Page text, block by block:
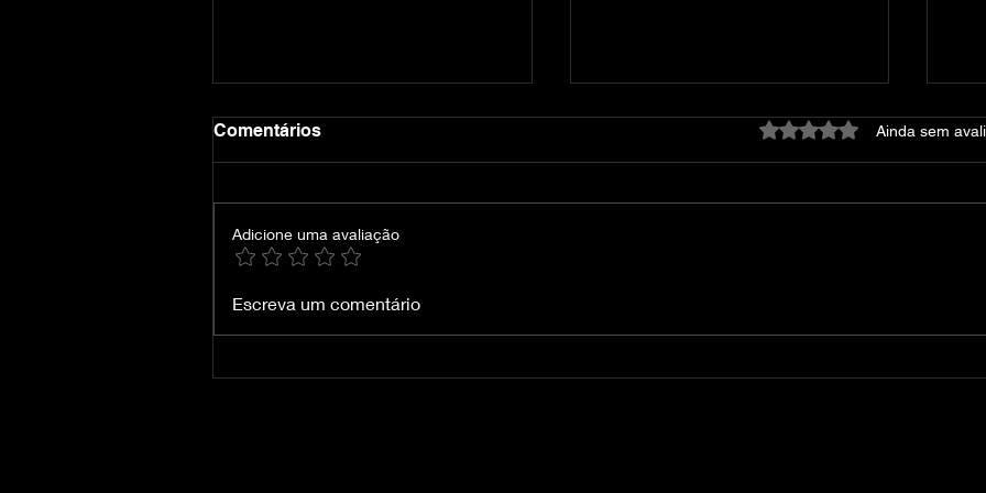
Forza Horizon 2 apresenta
Comentários Avaliado com 0 de 5
Ainda sem
Adicione uma avaliação
Escreva um comentário